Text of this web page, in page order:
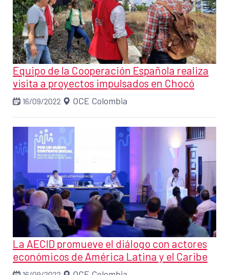
Equipo de la Cooperación Española realiza
visita a proyectos impulsados en Chocó
16/09/2022 OCE Colombia
La AECID promueve el diálogo con actores
económicos de América Latina y el Caribe